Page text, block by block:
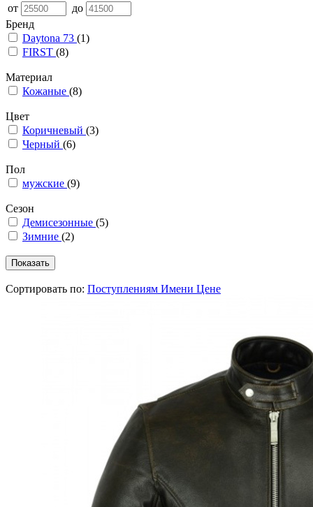
от
до
Бренд
Daytona 73 (1)
FIRST (8)
Материал
Кожаные (8)
Цвет
Коричневый (3)
Черный (6)
Пол
мужские (9)
Сезон
Демисезонные (5)
Зимние (2)
Сортировать по: Поступлениям Имени Цене